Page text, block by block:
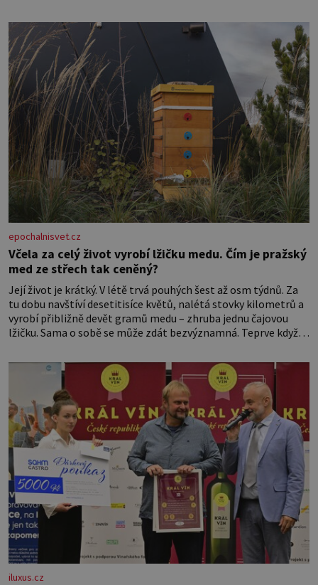
epochalnisvet.cz
Včela za celý život vyrobí lžičku medu. Čím je pražský
med ze střech tak ceněný?
Její život je krátký. V létě trvá pouhých šest až osm týdnů. Za
tu dobu navštíví desetitisíce květů, nalétá stovky kilometrů a
vyrobí přibližně devět gramů medu – zhruba jednu čajovou
lžičku. Sama o sobě se může zdát bezvýznamná. Teprve když
vznikne jeden z nejdokonalejších organismů
iluxus.cz